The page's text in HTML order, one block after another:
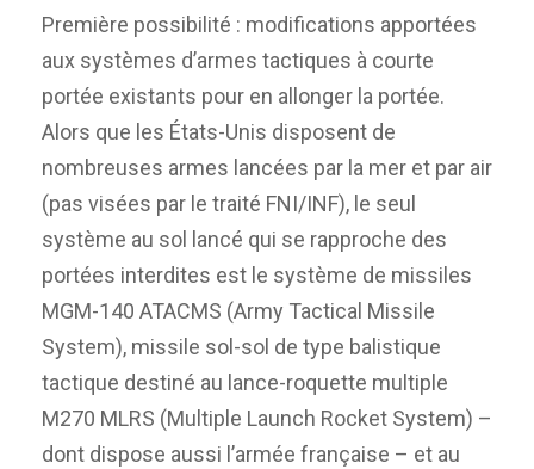
Première possibilité : modifications apportées
aux systèmes d’armes tactiques à courte
portée existants pour en allonger la portée.
Alors que les États-Unis disposent de
nombreuses armes lancées par la mer et par air
(pas visées par le traité FNI/INF), le seul
système au sol lancé qui se rapproche des
portées interdites est le système de missiles
MGM-140 ATACMS (Army Tactical Missile
System), missile sol-sol de type balistique
tactique destiné au lance-roquette multiple
M270 MLRS (Multiple Launch Rocket System) –
dont dispose aussi l’armée française – et au